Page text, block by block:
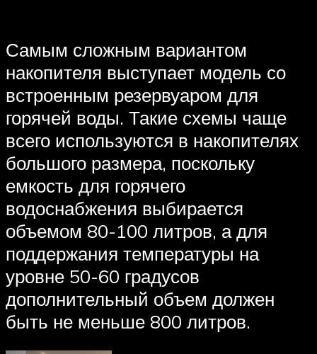
Самым сложным вариантом
накопителя выступает модель со
встроенным резервуаром для
горячей воды. Такие схемы чаще
всего используются в накопителях
большого размера, поскольку
емкость для горячего
водоснабжения выбирается
объемом 80-100 литров, а для
поддержания температуры на
уровне 50-60 градусов
дополнительный объем должен
быть не меньше 800 литров.